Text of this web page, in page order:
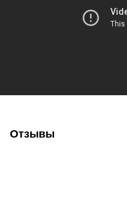
Отзывы